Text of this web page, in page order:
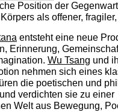
Position der
als offener,
entsteht eine neue
Erinnerung,
Wu Tsang und
nehmen sich eines
die poetischen und
verdichten sie zu einer
Welt aus Bewegung,